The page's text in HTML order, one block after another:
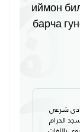
иймон
барча
شرعي
الحرام